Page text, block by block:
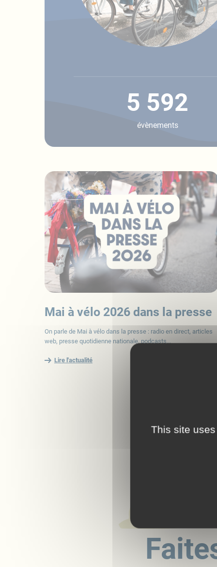
5 592
évènements
Mai à vélo 2026 dans la presse
On parle de Mai à vélo dans la presse : radio en direct, articles
web, presse quotidienne nationale, podcasts...
Lire l'actualité
This site